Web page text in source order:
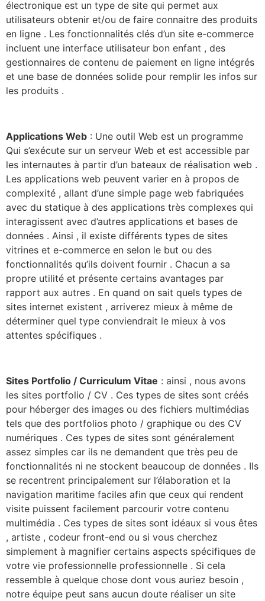
électronique est un type de site qui permet aux
utilisateurs obtenir et/ou de faire connaitre des produits
en ligne . Les fonctionnalités clés d’un site e-commerce
incluent une interface utilisateur bon enfant , des
gestionnaires de contenu de paiement en ligne intégrés
et une base de données solide pour remplir les infos sur
les produits .
Applications Web : Une outil Web est un programme
Qui s’exécute sur un serveur Web et est accessible par
les internautes à partir d’un bateaux de réalisation web .
Les applications web peuvent varier en à propos de
complexité , allant d’une simple page web fabriquées
avec du statique à des applications très complexes qui
interagissent avec d’autres applications et bases de
données . Ainsi , il existe différents types de sites
vitrines et e-commerce en selon le but ou des
fonctionnalités qu’ils doivent fournir . Chacun a sa
propre utilité et présente certains avantages par
rapport aux autres . En quand on sait quels types de
sites internet existent , arriverez mieux à même de
déterminer quel type conviendrait le mieux à vos
attentes spécifiques .
Sites Portfolio / Curriculum Vitae : ainsi , nous avons
les sites portfolio / CV . Ces types de sites sont créés
pour héberger des images ou des fichiers multimédias
tels que des portfolios photo / graphique ou des CV
numériques . Ces types de sites sont généralement
assez simples car ils ne demandent que très peu de
fonctionnalités ni ne stockent beaucoup de données . Ils
se recentrent principalement sur l’élaboration et la
navigation maritime faciles afin que ceux qui rendent
visite puissent facilement parcourir votre contenu
multimédia . Ces types de sites sont idéaux si vous êtes
, artiste , codeur front-end ou si vous cherchez
simplement à magnifier certains aspects spécifiques de
votre vie professionnelle professionnelle . Si cela
ressemble à quelque chose dont vous auriez besoin ,
notre équipe peut sans aucun doute réaliser un site